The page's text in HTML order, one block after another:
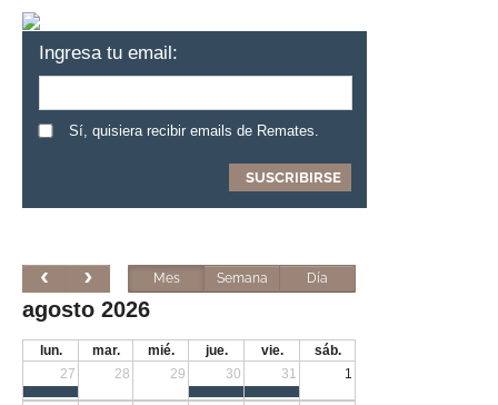
Ingresa tu email:
Sí, quisiera recibir emails de Remates.
Mes Semana Día
agosto 2026
lun. mar. mié. jue. vie.
sáb.
27
28 29 30 31 1